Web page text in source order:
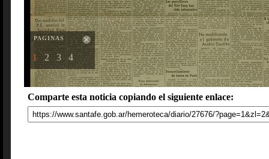
PAGINAS
1 2 3 4
Comparte esta noticia copiando el siguiente enlace: